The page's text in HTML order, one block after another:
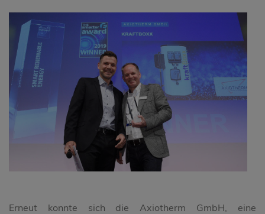
Erneut konnte sich die Axiotherm GmbH, eine